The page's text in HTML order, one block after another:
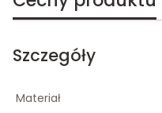
Szczegóły
Materiał